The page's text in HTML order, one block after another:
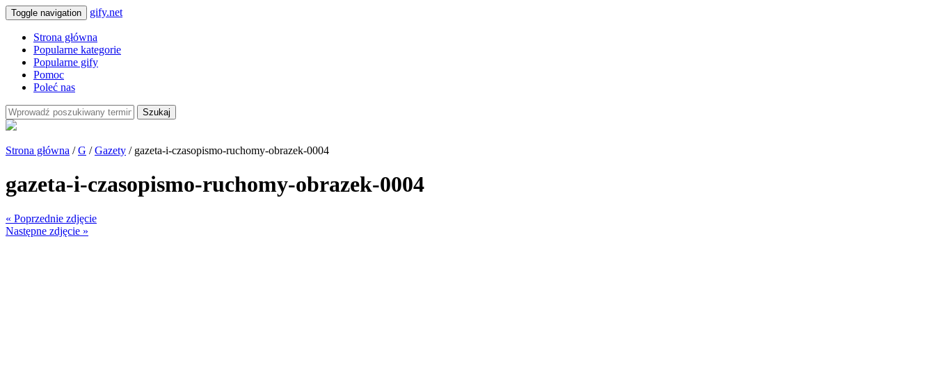
Toggle navigation gify.net
Strona główna
Popularne kategorie
Popularne gify
Pomoc
Poleć nas
Szukaj
Strona główna /G /Gazety / gazeta-i-czasopismo-ruchomy-obrazek-0004
gazeta-i-czasopismo-ruchomy-obrazek-0004
« Poprzednie zdjęcie
Następne zdjęcie »